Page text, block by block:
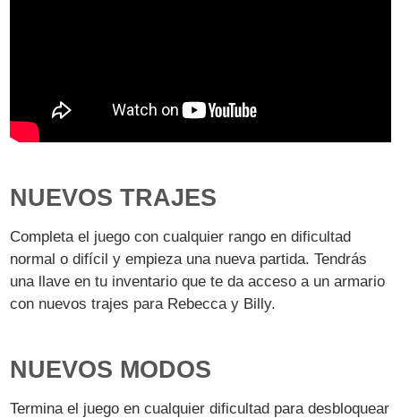
NUEVOS TRAJES
Completa el juego con cualquier rango en dificultad
normal o difícil y empieza una nueva partida. Tendrás
una llave en tu inventario que te da acceso a un armario
con nuevos trajes para Rebecca y Billy.
NUEVOS MODOS
Termina el juego en cualquier dificultad para desbloquear